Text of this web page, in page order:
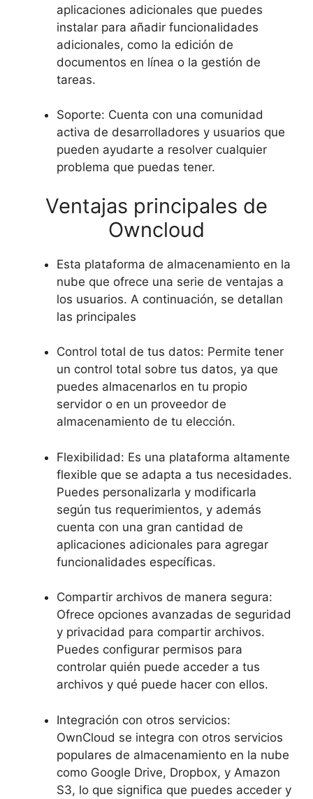
aplicaciones adicionales que puedes
instalar para añadir funcionalidades
adicionales, como la edición de
documentos en línea o la gestión de
tareas.
Soporte: Cuenta con una comunidad
activa de desarrolladores y usuarios que
pueden ayudarte a resolver cualquier
problema que puedas tener.
Ventajas principales de
Owncloud
Esta plataforma de almacenamiento en la
nube que ofrece una serie de ventajas a
los usuarios. A continuación, se detallan
las principales
Control total de tus datos: Permite tener
un control total sobre tus datos, ya que
puedes almacenarlos en tu propio
servidor o en un proveedor de
almacenamiento de tu elección.
Flexibilidad: Es una plataforma altamente
flexible que se adapta a tus necesidades.
Puedes personalizarla y modificarla
según tus requerimientos, y además
cuenta con una gran cantidad de
aplicaciones adicionales para agregar
funcionalidades específicas.
Compartir archivos de manera segura:
Ofrece opciones avanzadas de seguridad
y privacidad para compartir archivos.
Puedes configurar permisos para
controlar quién puede acceder a tus
archivos y qué puede hacer con ellos.
Integración con otros servicios:
OwnCloud se integra con otros servicios
populares de almacenamiento en la nube
como Google Drive, Dropbox, y Amazon
S3, lo que significa que puedes acceder y